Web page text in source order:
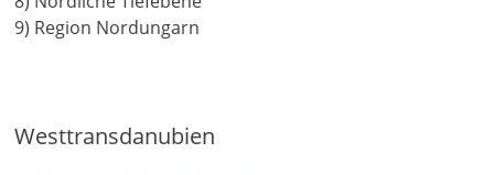
9) Region Nordungarn
Westtransdanubien